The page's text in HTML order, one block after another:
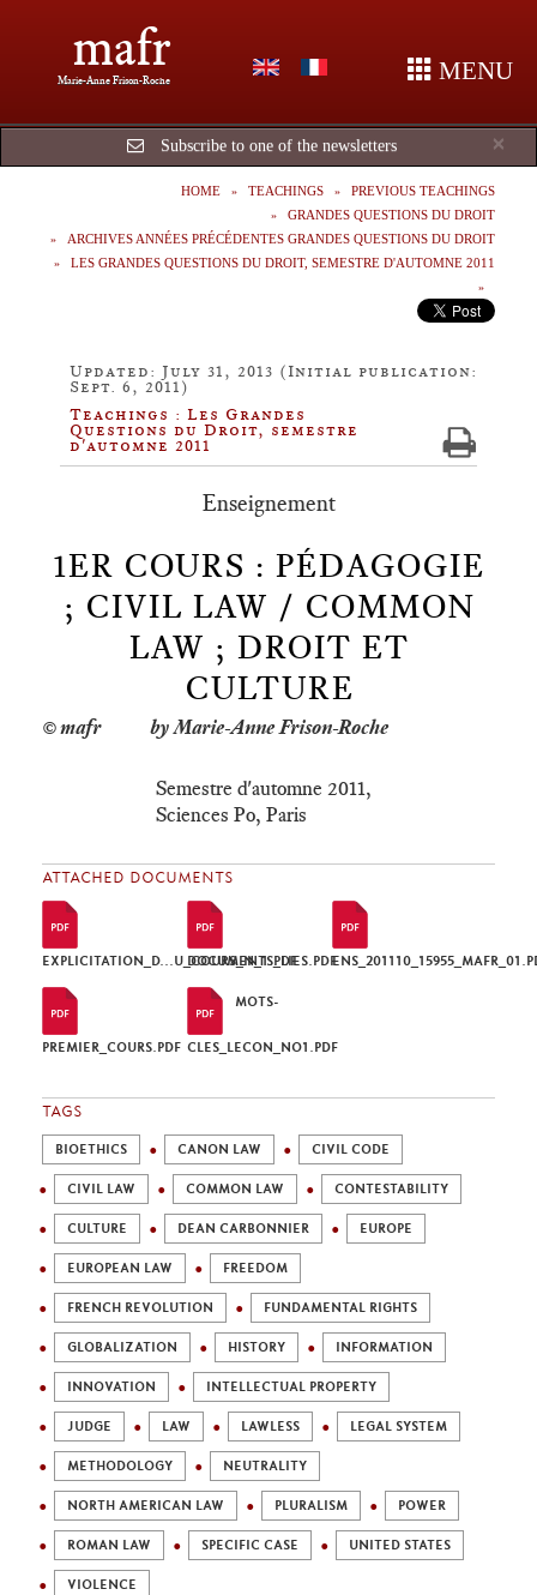
mafr
Marie-Anne Frison-Roche MENU
×
Subscribe to one of the newsletters
HOME TEACHINGS
PREVIOUS TEACHINGS
GRANDES QUESTIONS DU DROIT
ARCHIVES ANNÉES PRÉCÉDENTES GRANDES QUESTIONS DU DROIT
LES GRANDES QUESTIONS DU DROIT, SEMESTRE D'AUTOMNE 2011
Updated: July 31, 2013 (Initial publication:
Sept. 6, 2011)
Teachings : Les Grandes
Questions du Droit, semestre
d'automne 2011
Enseignement
1ER COURS : PÉDAGOGIE
; CIVIL LAW / COMMON
LAW ; DROIT ET
CULTURE
by Marie-Anne Frison-Roche
Semestre d'automne 2011,
Sciences Po, Paris
ATTACHED DOCUMENTS
EXPLICITATION_D...U_COURS_N_1.PDF
DOCUMENTS_LIES.PDF
PREMIER_COURS.PDF
MOTS-
CLES_LECON_NO1.PDF
TAGS
BIOETHICS CANON LAW CIVIL CODE
CIVIL LAW COMMON LAW CONTESTABILITY
CULTURE DEAN CARBONNIER EUROPE
EUROPEAN LAW FREEDOM
FRENCH REVOLUTION FUNDAMENTAL RIGHTS
GLOBALIZATION HISTORY INFORMATION
INNOVATION INTELLECTUAL PROPERTY
JUDGE LAW LAWLESS LEGAL SYSTEM
METHODOLOGY NEUTRALITY
NORTH AMERICAN LAW PLURALISM POWER
ROMAN LAW SPECIFIC CASE UNITED STATES
VIOLENCE